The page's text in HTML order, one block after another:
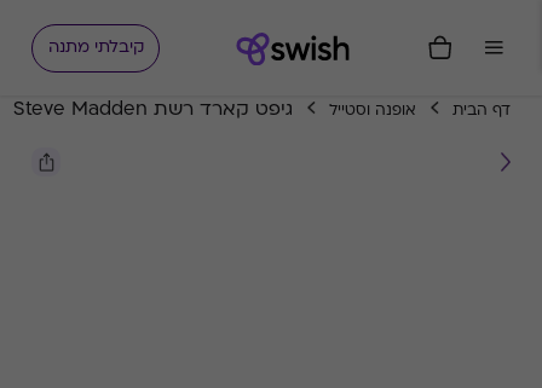
קיבלתי מתנה
דף הבית אופנה וסטייל גיפט קארד רשת Steve Madden